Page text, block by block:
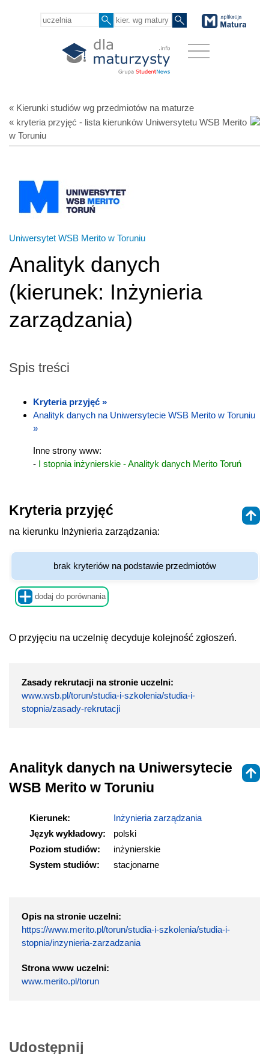
« Kierunki studiów wg przedmiotów na maturze
« kryteria przyjęć - lista kierunków Uniwersytetu WSB Merito
w Toruniu
Uniwersytet WSB Merito w Toruniu
Analityk danych
(kierunek: Inżynieria
zarządzania)
Spis treści
Kryteria przyjęć »
Analityk danych na Uniwersytecie WSB Merito w Toruniu
»
Inne strony www:
- I stopnia inżynierskie - Analityk danych Merito Toruń
Kryteria przyjęć
na kierunku Inżynieria zarządzania:
brak kryteriów na podstawie przedmiotów
dodaj do porównania
O przyjęciu na uczelnię decyduje kolejność zgłoszeń.
Zasady rekrutacji na stronie uczelni:
www.wsb.pl/torun/studia-i-szkolenia/studia-i-
stopnia/zasady-rekrutacji
Analityk danych na Uniwersytecie
WSB Merito w Toruniu
Kierunek:
Inżynieria zarządzania
Język wykładowy:
polski
Poziom studiów:
inżynierskie
System studiów:
stacjonarne
Opis na stronie uczelni:
https://www.merito.pl/torun/studia-i-szkolenia/studia-i-
stopnia/inzynieria-zarzadzania
Strona www uczelni:
www.merito.pl/torun
Udostępnij